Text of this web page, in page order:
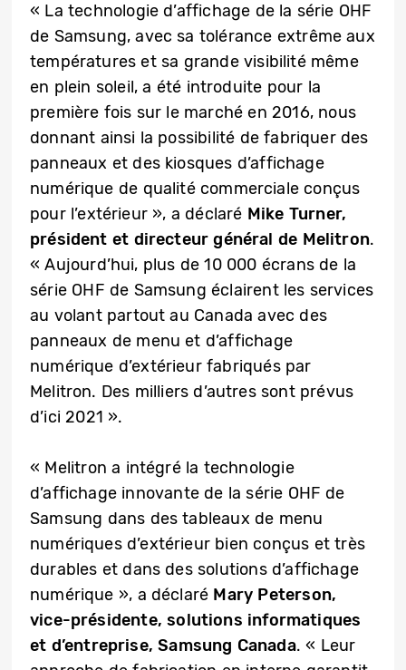
« La technologie d’affichage de la série OHF
de Samsung, avec sa tolérance extrême aux
températures et sa grande visibilité même
en plein soleil, a été introduite pour la
première fois sur le marché en 2016, nous
donnant ainsi la possibilité de fabriquer des
panneaux et des kiosques d’affichage
numérique de qualité commerciale conçus
pour l’extérieur », a déclaré Mike Turner,
président et directeur général de Melitron.
« Aujourd’hui, plus de 10 000 écrans de la
série OHF de Samsung éclairent les services
au volant partout au Canada avec des
panneaux de menu et d’affichage
numérique d’extérieur fabriqués par
Melitron. Des milliers d’autres sont prévus
d’ici 2021 ».
« Melitron a intégré la technologie
d’affichage innovante de la série OHF de
Samsung dans des tableaux de menu
numériques d’extérieur bien conçus et très
durables et dans des solutions d’affichage
numérique », a déclaré Mary Peterson,
vice-présidente, solutions informatiques
et d’entreprise, Samsung Canada. « Leur